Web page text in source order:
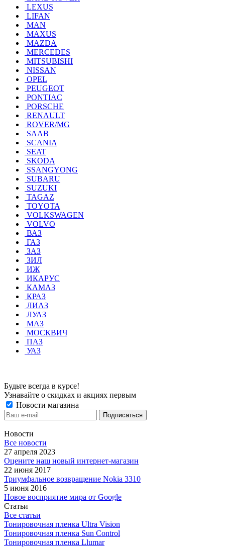
LEXUS
LIFAN
MAN
MAXUS
MAZDA
MERCEDES
MITSUBISHI
NISSAN
OPEL
PEUGEOT
PONTIAC
PORSCHE
RENAULT
ROVER/MG
SAAB
SCANIA
SEAT
SKODA
SSANGYONG
SUBARU
SUZUKI
TAGAZ
TOYOTA
VOLKSWAGEN
VOLVO
ВАЗ
ГАЗ
ЗАЗ
ЗИЛ
ИЖ
ИКАРУС
КАМАЗ
КРАЗ
ЛИАЗ
ЛУАЗ
МАЗ
МОСКВИЧ
ПАЗ
УАЗ
Будьте всегда в курсе!
Узнавайте о скидках и акциях первым
Новости магазина
Новости
Все новости
27 апреля 2023
Оцените наш новый интернет-магазин
22 июня 2017
Триумфальное возвращение Nokia 3310
5 июня 2016
Новое восприятие мира от Google
Статьи
Все статьи
Тонировочная пленка Ultra Vision
Тонировочная пленка Sun Control
Тонировочная пленка Llumar